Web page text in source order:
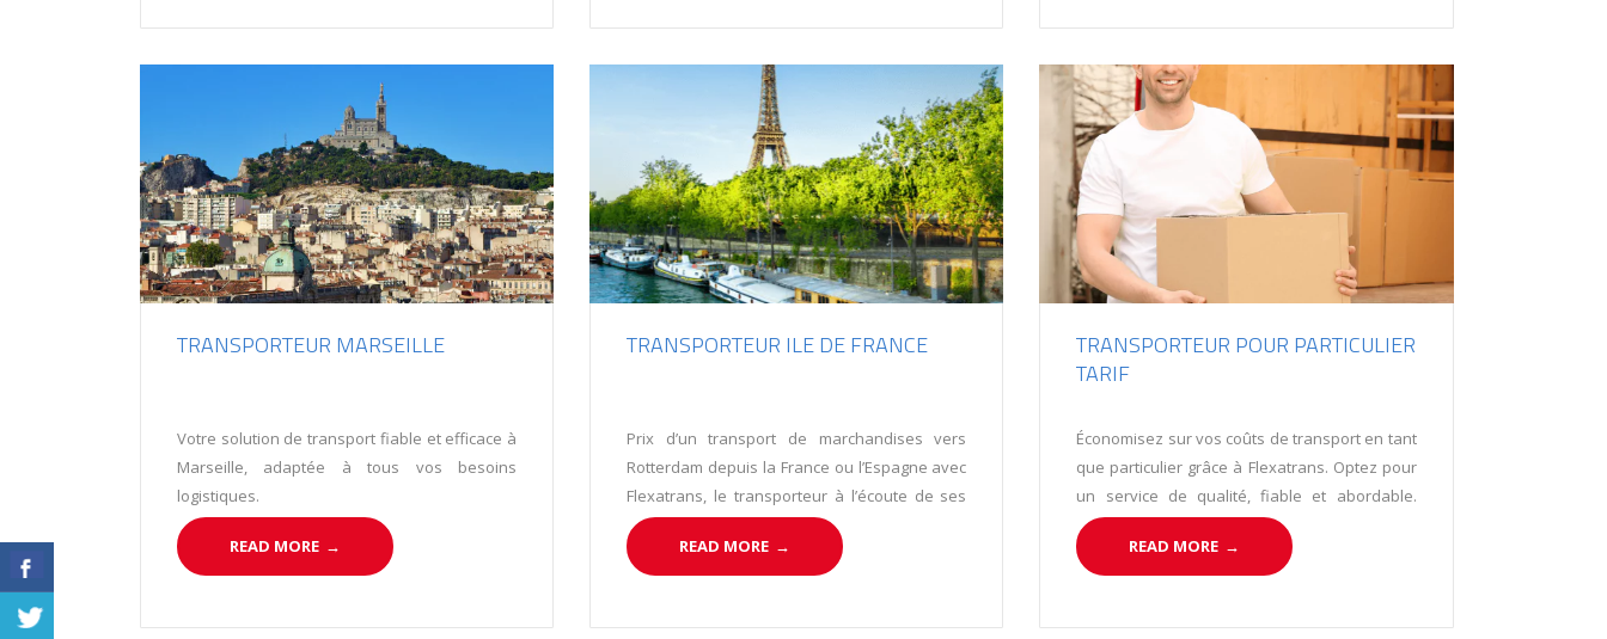
TRANSPORTEUR MARSEILLE
Votre solution de transport fiable et efficace à
Marseille, adaptée à tous vos besoins
logistiques.
READ MORE →
TRANSPORTEUR ILE DE FRANCE
Prix d’un transport de marchandises vers
Rotterdam depuis la France ou l’Espagne avec
Flexatrans, le transporteur à l’écoute de ses
clients.
READ MORE →
TRANSPORTEUR POUR PARTICULIER
TARIF
Économisez sur vos coûts de transport en tant
que particulier grâce à Flexatrans. Optez pour
un service de qualité, fiable et abordable.
Planifiez, regroupez vos envois et bénéficiez
de tarifs compétitifs. Choisissez Flexatrans,
votre partenaire de confiance pour le
READ MORE →